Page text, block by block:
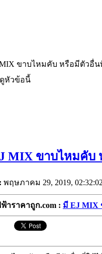
ขาบไหมคับ หรือมีตัวอื่
หัวข้อนี้
MIX ขาบไหมคับ
พฤษภาคม 29, 2019,
าราคาถูก.com : มี EJ MIX